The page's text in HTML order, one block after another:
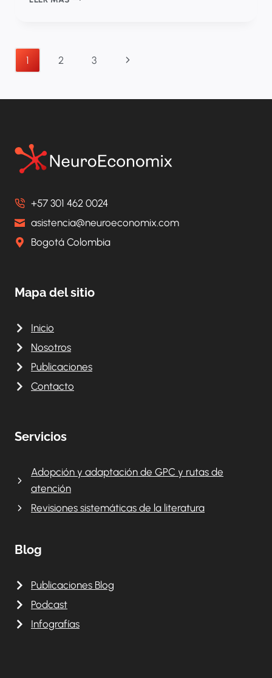
VIGENCIA
Navegación
página
1 2 3
Siguiente
+57 301 462 0024
asistencia@neuroeconomix.com
Bogotá Colombia
Mapa del sitio
Inicio
Nosotros
Publicaciones
Contacto
Servicios
Adopción y adaptación de GPC y rutas de
atención
Revisiones sistemáticas de la literatura
Blog
Publicaciones Blog
Podcast
Infografías